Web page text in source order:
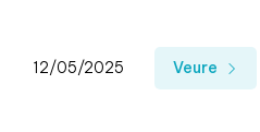
12/05/2025 Veure